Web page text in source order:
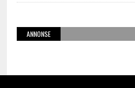
ANNONSE